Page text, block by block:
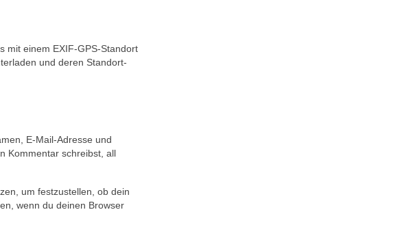
mit einem EXIF-GPS-Standort
und deren Standort-
E-Mail-Adresse und
Kommentar schreibst, all
um festzustellen, ob dein
wenn du deinen Browser